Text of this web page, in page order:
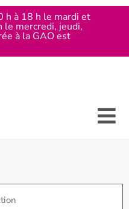
h à 18 h le mardi et
le mercredi, jeudi,
à la GAO est